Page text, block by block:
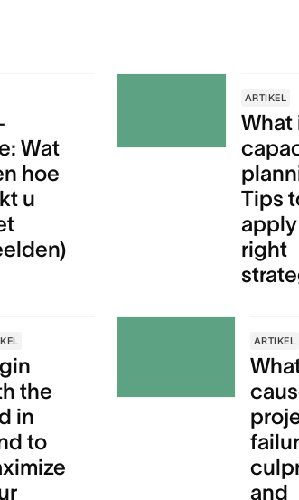
Wat
hoe
u
ARTIKEL
What
Tips
right
the
in
to
ARTIKEL
and